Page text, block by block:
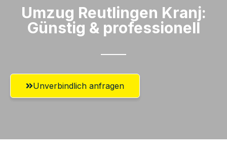
Umzug Reutlingen​ Kranj:
Günstig & professionell​
Unverbindlich anfragen